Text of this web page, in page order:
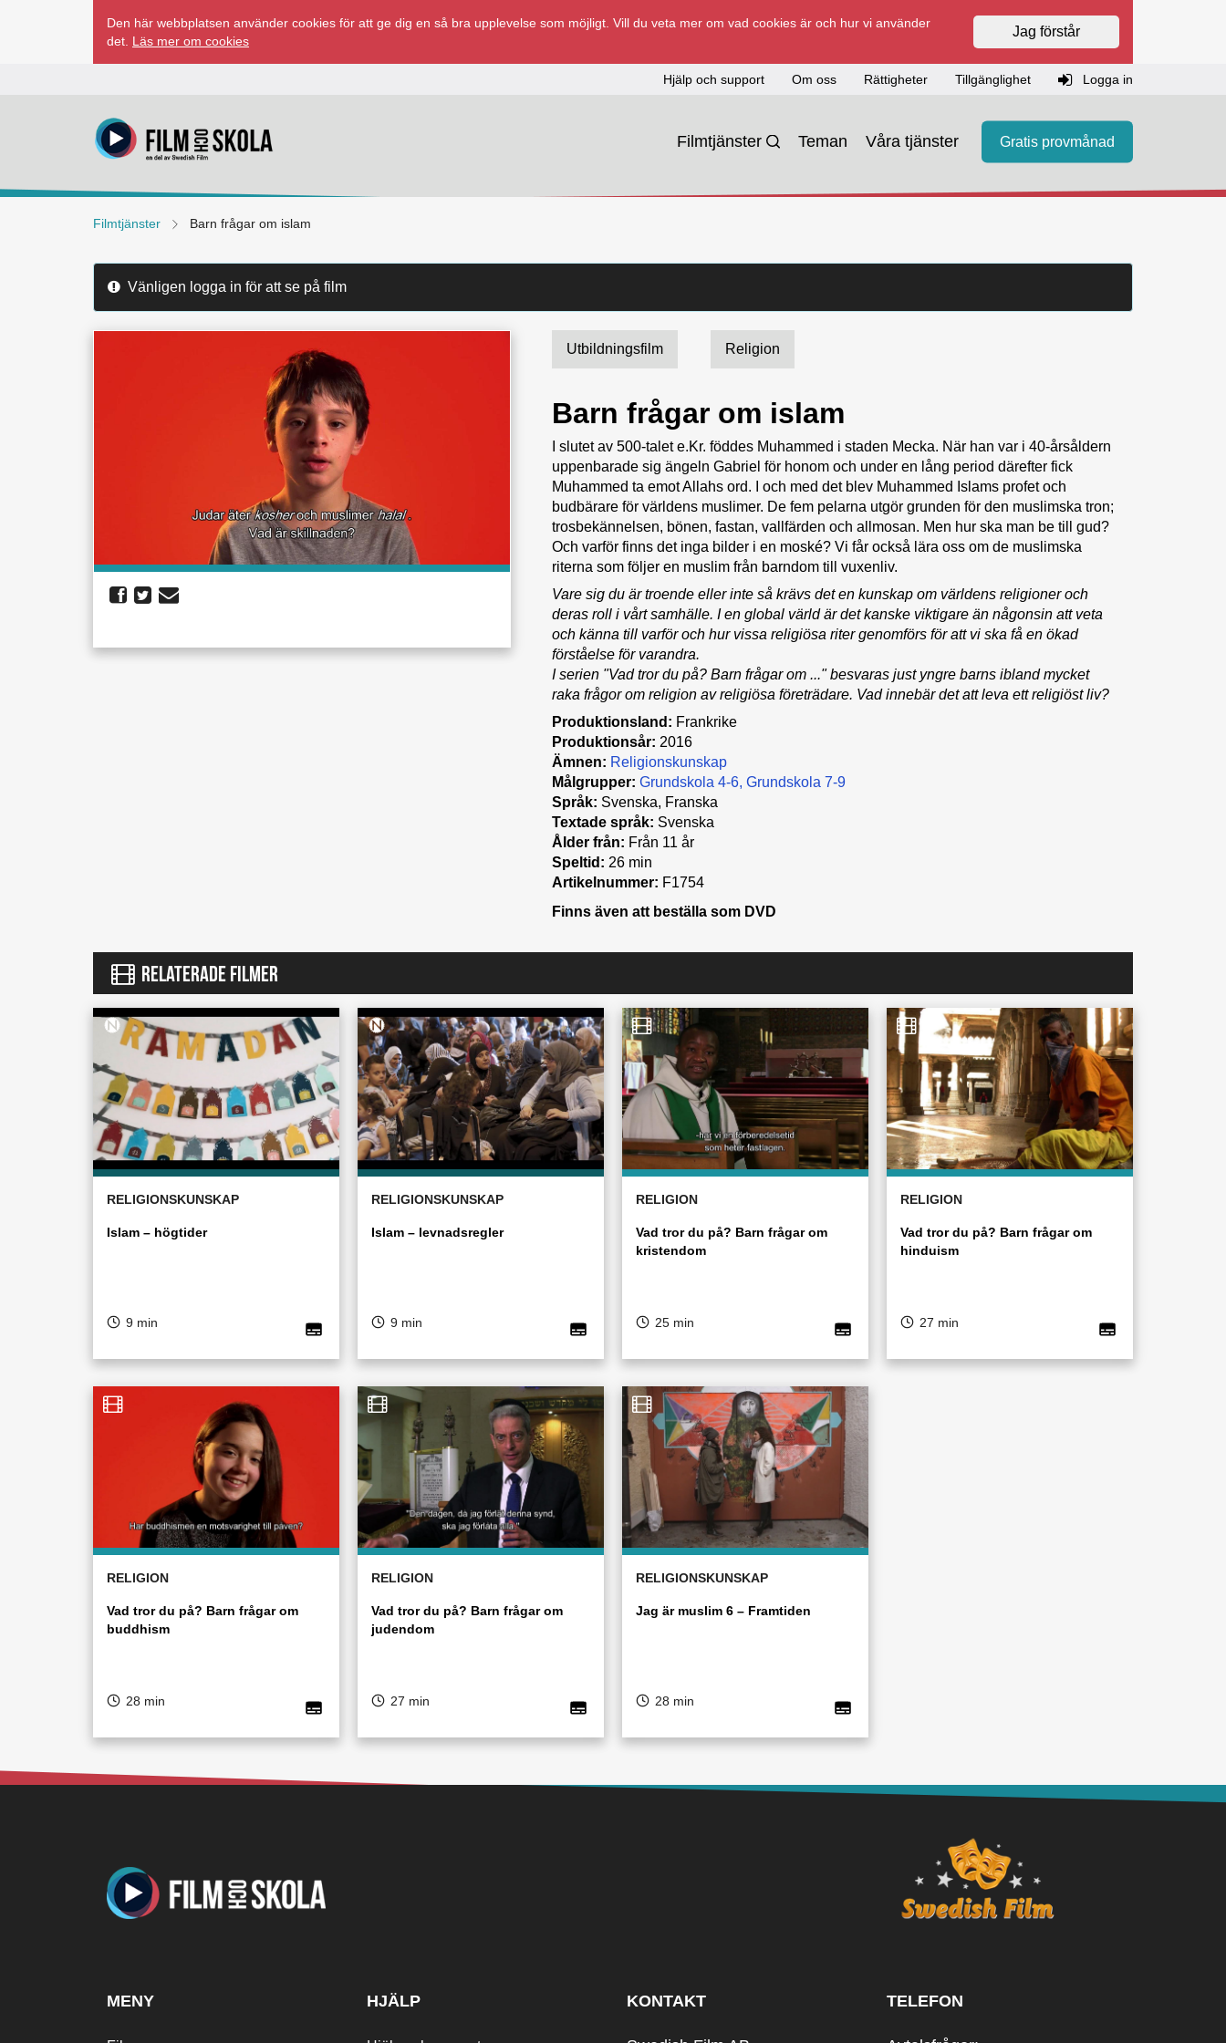
Den här webbplatsen använder cookies för att ge dig en så bra upplevelse som möjligt. Vill du veta mer om vad cookies är och hur vi använder
det. Läs mer om cookies
Jag förstår
Hjälp och support Om oss Rättigheter Tillgänglighet Logga in
Filmtjänster Teman Våra tjänster Gratis provmånad
Filmtjänster Barn frågar om islam
Vänligen logga in för att se på film
Utbildningsfilm Religion
Barn frågar om islam
I slutet av 500-talet e.Kr. föddes Muhammed i staden Mecka. När han var i 40-årsåldern
uppenbarade sig ängeln Gabriel för honom och under en lång period därefter fick
Muhammed ta emot Allahs ord. I och med det blev Muhammed Islams profet och
budbärare för världens muslimer. De fem pelarna utgör grunden för den muslimska tron;
trosbekännelsen, bönen, fastan, vallfärden och allmosan. Men hur ska man be till gud?
Och varför finns det inga bilder i en moské? Vi får också lära oss om de muslimska
riterna som följer en muslim från barndom till vuxenliv.
Vare sig du är troende eller inte så krävs det en kunskap om världens religioner och
deras roll i vårt samhälle. I en global värld är det kanske viktigare än någonsin att veta
och känna till varför och hur vissa religiösa riter genomförs för att vi ska få en ökad
förståelse för varandra.
I serien "Vad tror du på? Barn frågar om ..." besvaras just yngre barns ibland mycket
raka frågor om religion av religiösa företrädare. Vad innebär det att leva ett religiöst liv?
Produktionsland: Frankrike
Produktionsår: 2016
Ämnen: Religionskunskap
Målgrupper: Grundskola 4-6 Grundskola 7-9
Språk: Svenska, Franska
Textade språk: Svenska
Ålder från: Från 11 år
Speltid: 26 min
Artikelnummer: F1754
Finns även att beställa som DVD
RELATERADE FILMER
RELIGIONSKUNSKAP
Islam – högtider
9 min
RELIGIONSKUNSKAP
Islam – levnadsregler
9 min
RELIGION
Vad tror du på? Barn frågar om
kristendom
25 min
RELIGION
Vad tror du på? Barn frågar om
hinduism
27 min
RELIGION
Vad tror du på? Barn frågar om
buddhism
28 min
RELIGION
Vad tror du på? Barn frågar om
judendom
27 min
RELIGIONSKUNSKAP
Jag är muslim 6 – Framtiden
28 min
MENY HJÄLP KONTAKT TELEFON